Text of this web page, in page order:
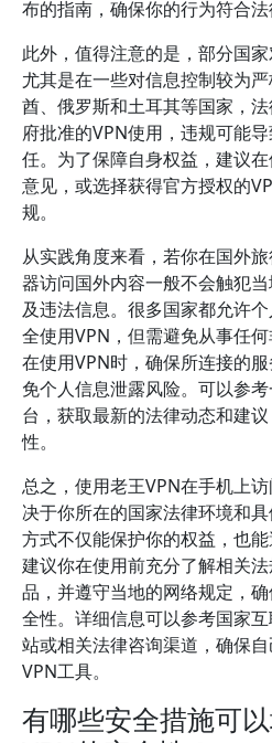
布的指南，确保你的行为符合法
此外，值得注意的是，部分国
尤其是在一些对信息控制较为
酋、俄罗斯和土耳其等国家，
府批准的VPN使用，违规可能
任。为了保障自身权益，建议
意见，或选择获得官方授权的
规。
从实践角度来看，若你在国外
器访问国外内容一般不会触犯
及违法信息。很多国家都允许
全使用VPN，但需避免从事任
在使用VPN时，确保所连接的
免个人信息泄露风险。可以参
台，获取最新的法律动态和建
性。
总之，使用老王VPN在手机上
决于你所在的国家法律环境和
方式不仅能保护你的权益，也能
建议你在使用前充分了解相关
品，并遵守当地的网络规定，
全性。详细信息可以参考国家
站或相关法律咨询渠道，确保
VPN工具。
有哪些安全措施可